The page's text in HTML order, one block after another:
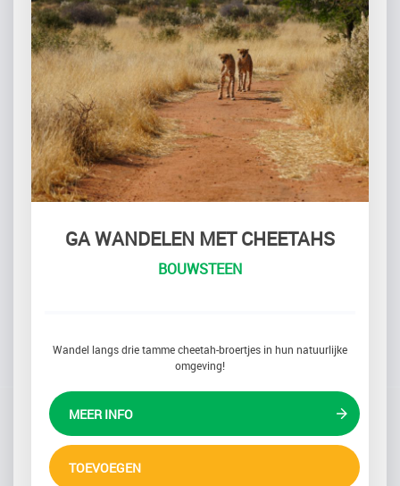
GA WANDELEN MET CHEETAHS
BOUWSTEEN
Wandel langs drie tamme cheetah-broertjes in hun natuurlijke
omgeving!
MEER INFO
TOEVOEGEN